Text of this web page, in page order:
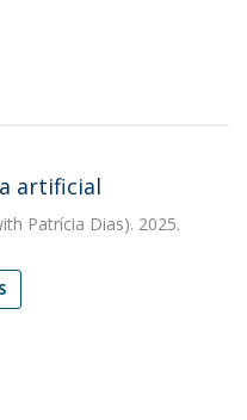
artificial
Patrícia Dias). 2025.